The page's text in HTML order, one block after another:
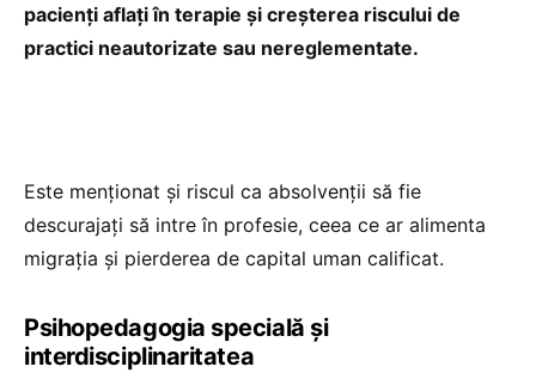
pacienți aflați în terapie și creșterea riscului de
practici neautorizate sau nereglementate.
Este menționat și riscul ca absolvenții să fie
descurajați să intre în profesie, ceea ce ar alimenta
migrația și pierderea de capital uman calificat.
Psihopedagogia specială și
interdisciplinaritatea